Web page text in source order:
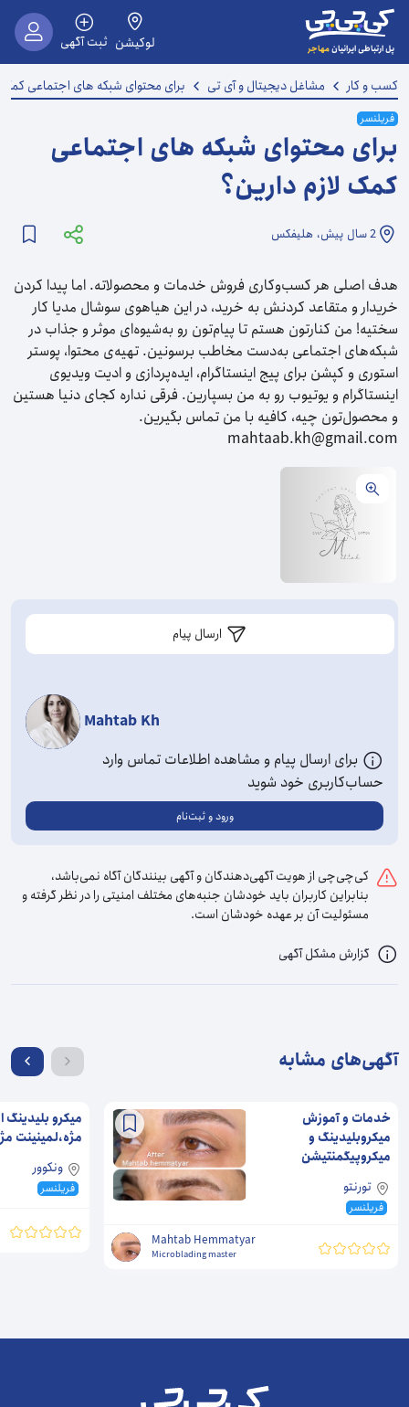
پل ارتباطی ایرانیانمهاجر لوکیشن ثبت آگهی
کسب و کار مشاغل دیجیتال و آی تی برای محتوای شبکه‌ های اجتماعی کمک
فریلنسر
برای محتوای شبکه‌ های اجتماعی
کمک لازم دارین؟
2 سال پیش، هلیفکس
هدف اصلی هر کسب‌وکاری فروش خدمات و محصولاته. اما پیدا کردن
خریدار و متقاعد کردنش به خرید، در این هیاهوی سوشال مدیا کار
سختیه! من کنارتون هستم تا پیام‌تون رو به‌شیوه‌ای موثر و جذاب در
شبکه‌های اجتماعی به‌دست مخاطب برسونین. تهیه‌ی محتوا، پوستر
استوری و کپشن برای پیج اینستاگرام، ایده‌پردازی و ادیت ویدیوی
اینستاگرام و یوتیوب رو به من بسپارین. فرقی نداره کجای دنیا هستین
و محصول‌تون چیه، کافیه با من تماس بگیرین.
mahtaab.kh@gmail.com
ارسال پیام
Mahtab Kh
برای ارسال پیام و مشاهده اطلاعات تماس وارد
حساب‌کاربری خود شوید
ورود و ثبت‌نام
کی‌چی‌چی از هویت آگهی‌دهندگان و آگهی بینندگان آگاه نمی‌باشد،
بنابراین کاربران باید خودشان جنبه‌های مختلف امنیتی را در نظر گرفته و
مسئولیت آن بر عهده خودشان است.
گزارش مشکل آگهی
آگهی‌های مشابه
خدمات و آموزش
میکروبلیدینگ و
میکروپیگمنتیشن
تورنتو
فریلنسر
Mahtab Hemmatyar
Microblading master
میکرو بلیدینگ
مژه،لمینینت
ونکوور
فریلنسر